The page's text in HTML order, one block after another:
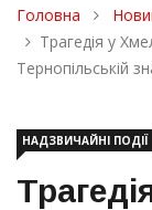
Головна
Трагедія у
Тернопільській
НАДЗВИЧАЙНІ ПОДІЇ